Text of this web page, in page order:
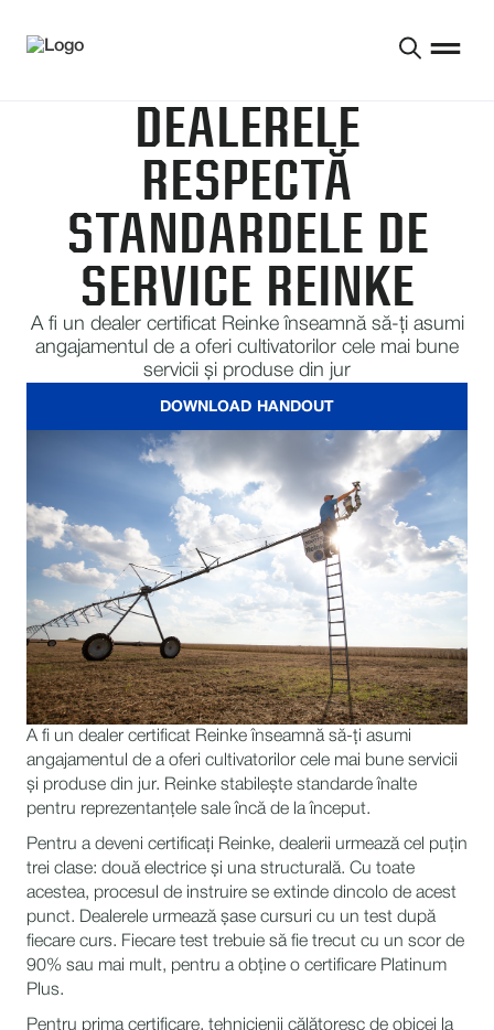
DEALERELE
RESPECTĂ
STANDARDELE DE
SERVICE REINKE
A fi un dealer certificat Reinke înseamnă să-ți asumi
angajamentul de a oferi cultivatorilor cele mai bune
servicii și produse din jur
DOWNLOAD HANDOUT
A fi un dealer certificat Reinke înseamnă să-ți asumi
angajamentul de a oferi cultivatorilor cele mai bune servicii
și produse din jur. Reinke stabilește standarde înalte
pentru reprezentanțele sale încă de la început.
Pentru a deveni certificați Reinke, dealerii urmează cel puțin
trei clase: două electrice și una structurală. Cu toate
acestea, procesul de instruire se extinde dincolo de acest
punct. Dealerele urmează șase cursuri cu un test după
fiecare curs. Fiecare test trebuie să fie trecut cu un scor de
90% sau mai mult, pentru a obține o certificare Platinum
Plus.
Pentru prima certificare, tehnicienii călătoresc de obicei la